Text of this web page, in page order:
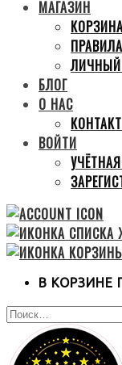
МАГАЗИН
ЛИЧНЫЙ
БЛОГ
О НАС
ВОЙТИ
В КОРЗИНЕ